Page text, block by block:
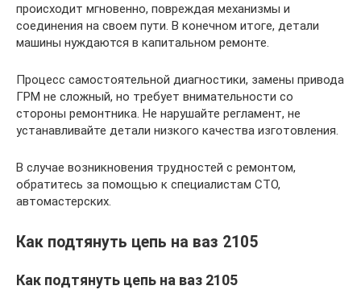
происходит мгновенно, повреждая механизмы и
соединения на своем пути. В конечном итоге, детали
машины нуждаются в капитальном ремонте.
Процесс самостоятельной диагностики, замены привода
ГРМ не сложный, но требует внимательности со
стороны ремонтника. Не нарушайте регламент, не
устанавливайте детали низкого качества изготовления.
В случае возникновения трудностей с ремонтом,
обратитесь за помощью к специалистам СТО,
автомастерских.
Как подтянуть цепь на ваз 2105
Как подтянуть цепь на ваз 2105